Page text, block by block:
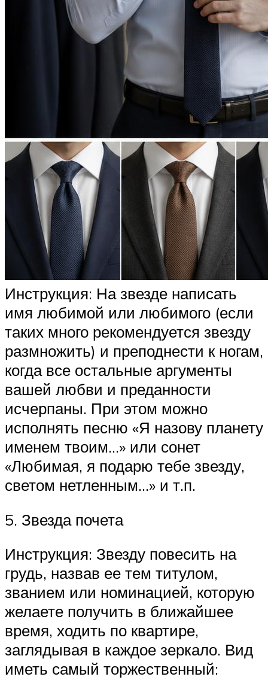
Инструкция: На звезде написать
имя любимой или любимого (если
таких много рекомендуется звезду
размножить) и преподнести к ногам,
когда все остальные аргументы
вашей любви и преданности
исчерпаны. При этом можно
исполнять песню «Я назову планету
именем твоим…» или сонет
«Любимая, я подарю тебе звезду,
светом нетленным…» и т.п.
5. Звезда почета
Инструкция: Звезду повесить на
грудь, назвав ее тем титулом,
званием или номинацией, которую
желаете получить в ближайшее
время, ходить по квартире,
заглядывая в каждое зеркало. Вид
иметь самый торжественный: